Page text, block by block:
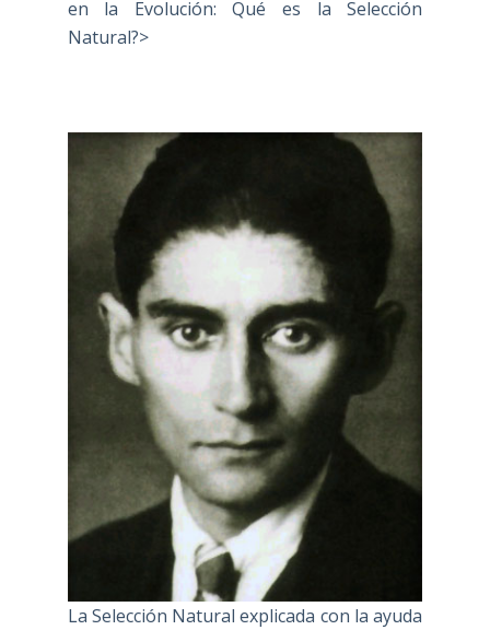
en la Evolución: Qué es la Selección
Natural?>
La Selección Natural explicada con la ayuda